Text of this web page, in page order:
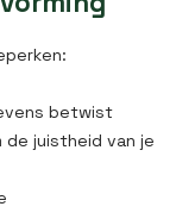
betwist
juistheid van je